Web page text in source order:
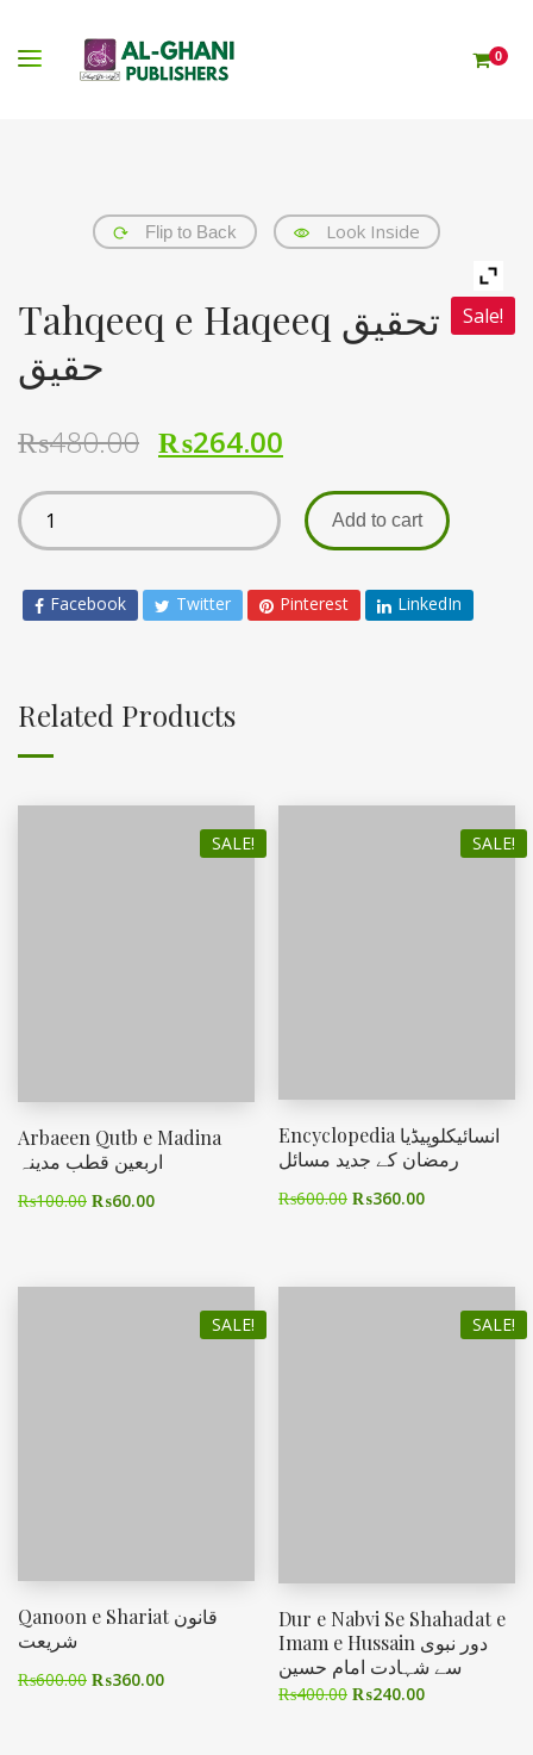
0
Flip to Back Look Inside
Sale!
Tahqeeq e Haqeeq تحقیق
حقیق
₨480.00 ₨264.00
Add to cart
Facebook Twitter Pinterest LinkedIn
Related Products
SALE!
Arbaeen Qutb e Madina
اربعین قطب مدینہ
₨100.00 ₨60.00
SALE!
Encyclopedia انسائیکلوپیڈیا
رمضان کے جدید مسائل
₨600.00 ₨360.00
SALE!
Qanoon e Shariat قانون
شریعت
₨600.00 ₨360.00
SALE!
Dur e Nabvi Se Shahadat e
Imam e Hussain دور نبوی
سے شہادت امام حسین
₨400.00 ₨240.00